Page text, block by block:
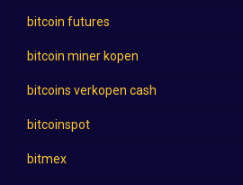
bitcoin futures
bitcoin miner kopen
bitcoins verkopen cash
bitcoinspot
bitmex